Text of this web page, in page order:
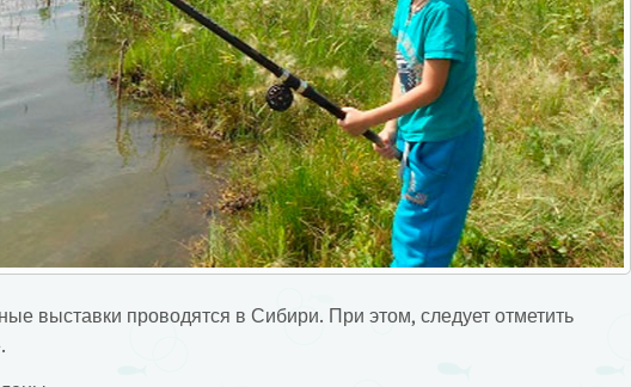
выставки проводятся в Сибири. При этом, следует отметить